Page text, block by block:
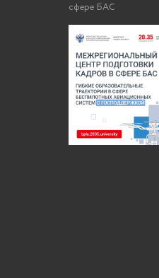
сфере БАС